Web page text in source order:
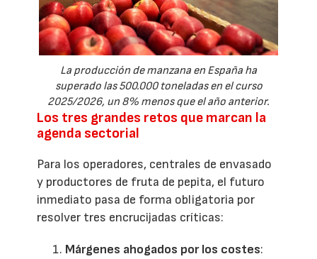
La producción de manzana en España ha
superado las 500.000 toneladas en el curso
2025/2026, un 8% menos que el año anterior.
Los tres grandes retos que marcan la
agenda sectorial
Para los operadores, centrales de envasado
y productores de fruta de pepita, el futuro
inmediato pasa de forma obligatoria por
resolver tres encrucijadas críticas:
Márgenes ahogados por los costes: